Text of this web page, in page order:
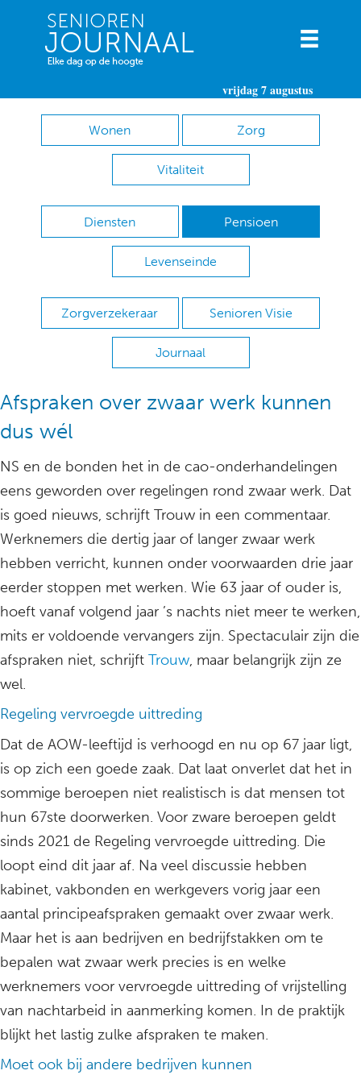
vrijdag 7 augustus
Wonen Zorg
Vitaliteit
Diensten Pensioen
Levenseinde
Zorgverzekeraar Senioren Visie
Journaal
Afspraken over zwaar werk kunnen
dus wél
NS en de bonden het in de cao-onderhandelingen
eens geworden over regelingen rond zwaar werk. Dat
is goed nieuws, schrijft Trouw in een commentaar.
Werknemers die dertig jaar of langer zwaar werk
hebben verricht, kunnen onder voorwaarden drie jaar
eerder stoppen met werken. Wie 63 jaar of ouder is,
hoeft vanaf volgend jaar ’s nachts niet meer te werken,
mits er voldoende vervangers zijn. Spectaculair zijn die
afspraken niet, schrijft Trouw, maar belangrijk zijn ze
wel.
Regeling vervroegde uittreding
Dat de AOW-leeftijd is verhoogd en nu op 67 jaar ligt,
is op zich een goede zaak. Dat laat onverlet dat het in
sommige beroepen niet realistisch is dat mensen tot
hun 67ste doorwerken. Voor zware beroepen geldt
sinds 2021 de Regeling vervroegde uittreding. Die
loopt eind dit jaar af. Na veel discussie hebben
kabinet, vakbonden en werkgevers vorig jaar een
aantal principeafspraken gemaakt over zwaar werk.
Maar het is aan bedrijven en bedrijfstakken om te
bepalen wat zwaar werk precies is en welke
werknemers voor vervroegde uittreding of vrijstelling
van nachtarbeid in aanmerking komen. In de praktijk
blijkt het lastig zulke afspraken te maken.
Moet ook bij andere bedrijven kunnen